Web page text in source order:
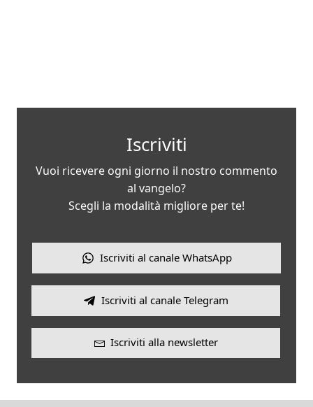
Iscriviti
Vuoi ricevere ogni giorno il nostro commento
al vangelo?
Scegli la modalità migliore per te!
Iscriviti al canale WhatsApp
Iscriviti al canale Telegram
Iscriviti alla newsletter